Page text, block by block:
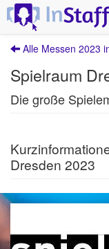
Alle Messen 2023
Spielraum
Die große
Dresden 2023